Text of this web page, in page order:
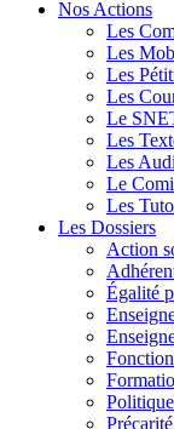
Nos Actions
Les
Les
Les
Les
Le
Les
Les
Le
Les
Les Dossiers
Action
Égalité
Précarité